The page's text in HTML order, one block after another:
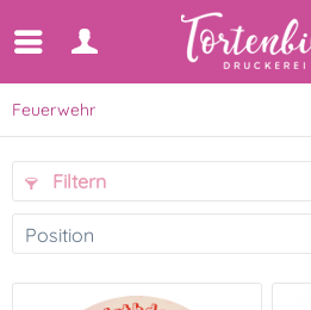
Feuerwehr
Filtern